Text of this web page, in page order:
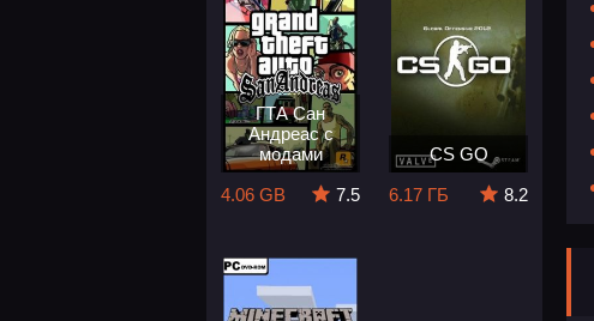
ГТА Сан
Андреас с
модами
4.06 GB
7.5
CS GO
6.17 ГБ
8.2